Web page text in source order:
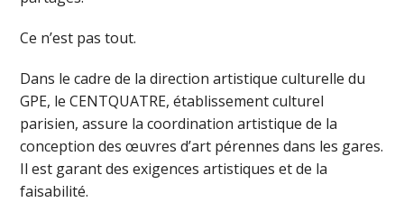
Ce n’est pas tout.
Dans le cadre de la direction artistique culturelle du
GPE, le CENTQUATRE, établissement culturel
parisien, assure la coordination artistique de la
conception des œuvres d’art pérennes dans les gares.
Il est garant des exigences artistiques et de la
faisabilité.